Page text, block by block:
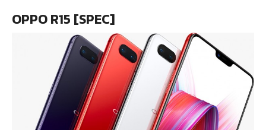
OPPO R15 [SPEC]